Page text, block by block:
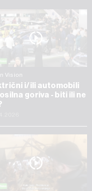
Vision
i/ili automobili
goriva - biti ili ne